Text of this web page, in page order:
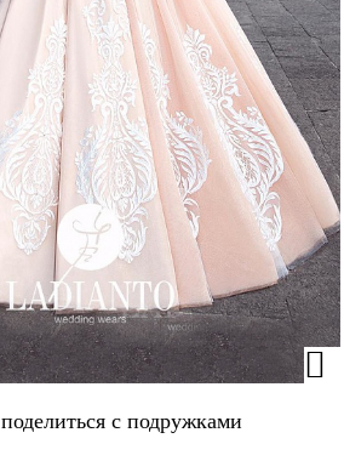
поделиться с подружками